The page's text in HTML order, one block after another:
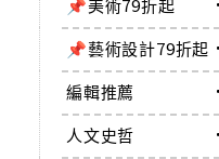
📌美術79折起
📌藝術設計79折起
編輯推薦
人文史哲